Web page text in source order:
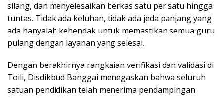
silang, dan menyelesaikan berkas satu per satu hingga
tuntas. Tidak ada keluhan, tidak ada jeda panjang yang
ada hanyalah kehendak untuk memastikan semua guru
pulang dengan layanan yang selesai.
Dengan berakhirnya rangkaian verifikasi dan validasi di
Toili, Disdikbud Banggai menegaskan bahwa seluruh
satuan pendidikan telah menerima pendampingan